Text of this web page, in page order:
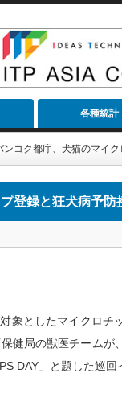
各種統計
ンコク都庁、犬猫のマイ
登録と狂犬病予防
象としたマイクロ
健局の獣医チームが
DAY」と題した巡回